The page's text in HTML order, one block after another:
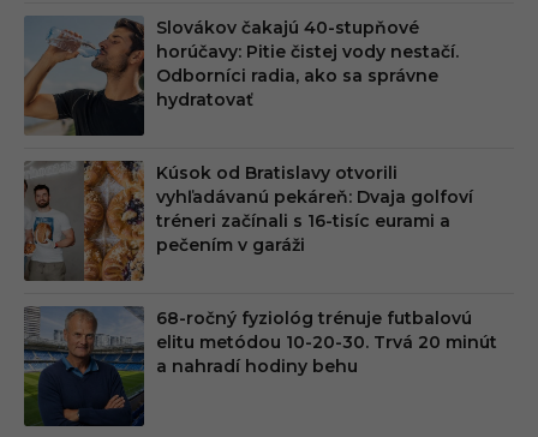
Slovákov čakajú 40-stupňové
horúčavy: Pitie čistej vody nestačí.
Odborníci radia, ako sa správne
hydratovať
Kúsok od Bratislavy otvorili
vyhľadávanú pekáreň: Dvaja golfoví
tréneri začínali s 16-tisíc eurami a
pečením v garáži
68-ročný fyziológ trénuje futbalovú
elitu metódou 10-20-30. Trvá 20 minút
a nahradí hodiny behu